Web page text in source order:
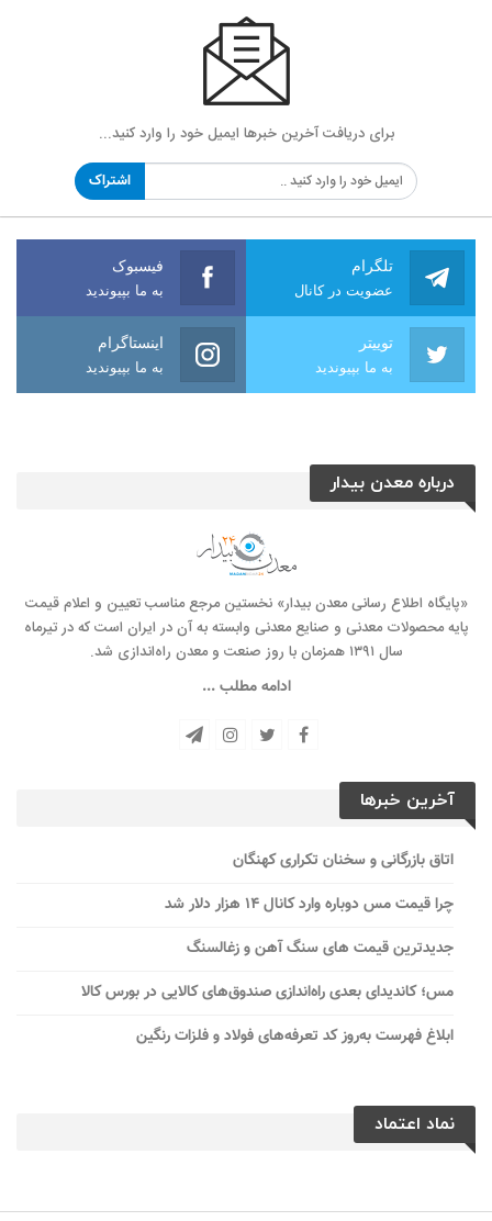
برای دریافت آخرین خبرها ایمیل خود را وارد کنید...
اشتراک
تلگرام
عضویت در کانال
فیسبوک
به ما بپیوندید
توییتر
به ما بپیوندید
اینستاگرام
به ما بپیوندید
درباره معدن بیدار
«پایگاه اطلاع رسانی معدن بیدار» نخستین مرجع مناسب تعیین و اعلام قیمت
پایه محصولات معدنی و صنایع معدنی وابسته به آن در ایران است که در تیرماه
سال ۱۳۹۱ همزمان با روز صنعت و معدن راه‌‌اندازی شد.
ادامه مطلب ...
آخرین خبرها
اتاق بازرگانی و سخنان تکراری کهنگان
چرا قیمت مس دوباره وارد کانال ۱۴ هزار دلار شد
جدیدترین قیمت های سنگ آهن و زغالسنگ
مس؛ کاندیدای بعدی راه‌اندازی صندوق‌های کالایی در بورس کالا
ابلاغ فهرست به‌روز کد تعرفه‌های فولاد و فلزات رنگین
نماد اعتماد